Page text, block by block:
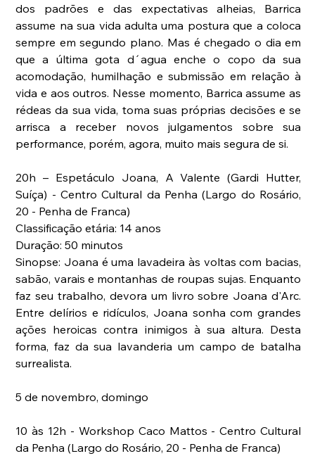
dos padrões e das expectativas alheias, Barrica
assume na sua vida adulta uma postura que a coloca
sempre em segundo plano. Mas é chegado o dia em
que a última gota d´agua enche o copo da sua
acomodação, humilhação e submissão em relação à
vida e aos outros. Nesse momento, Barrica assume as
rédeas da sua vida, toma suas próprias decisões e se
arrisca a receber novos julgamentos sobre sua
performance, porém, agora, muito mais segura de si.
20h – Espetáculo Joana, A Valente (Gardi Hutter,
Suíça) - Centro Cultural da Penha (Largo do Rosário,
20 - Penha de Franca)
Classificação etária: 14 anos
Duração: 50 minutos
Sinopse: Joana é uma lavadeira às voltas com bacias,
sabão, varais e montanhas de roupas sujas. Enquanto
faz seu trabalho, devora um livro sobre Joana d'Arc.
Entre delírios e ridículos, Joana sonha com grandes
ações heroicas contra inimigos à sua altura. Desta
forma, faz da sua lavanderia um campo de batalha
surrealista.
5 de novembro, domingo
10 às 12h - Workshop Caco Mattos - Centro Cultural
da Penha (Largo do Rosário, 20 - Penha de Franca)